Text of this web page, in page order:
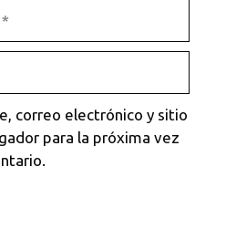
correo electrónico y sitio
para la próxima vez